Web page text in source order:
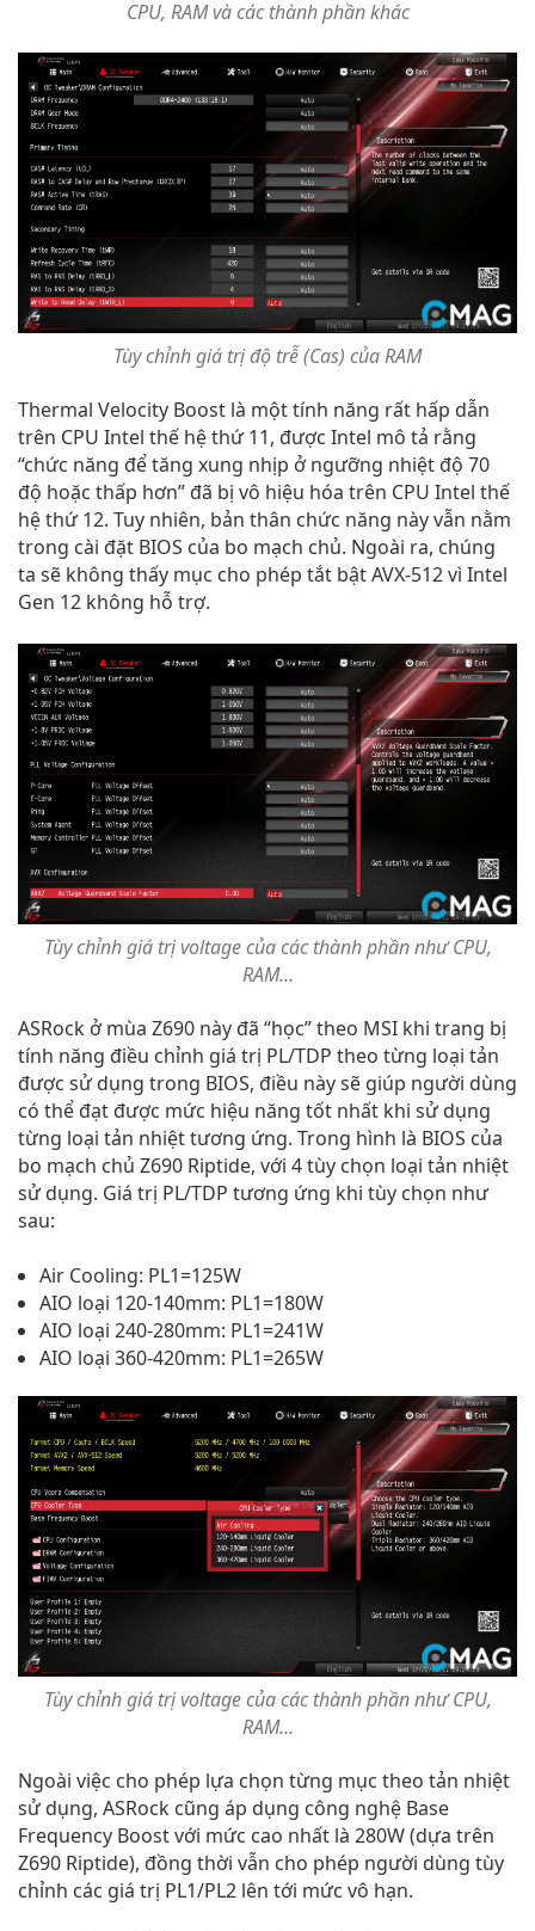
CPU, RAM và các thành phần khác
Tùy chỉnh giá trị độ trễ (Cas) của RAM
Thermal Velocity Boost là một tính năng rất hấp dẫn
trên CPU Intel thế hệ thứ 11, được Intel mô tả rằng
“chức năng để tăng xung nhịp ở ngưỡng nhiệt độ 70
độ hoặc thấp hơn” đã bị vô hiệu hóa trên CPU Intel thế
hệ thứ 12. Tuy nhiên, bản thân chức năng này vẫn nằm
trong cài đặt BIOS của bo mạch chủ. Ngoài ra, chúng
ta sẽ không thấy mục cho phép tắt bật AVX-512 vì Intel
Gen 12 không hỗ trợ.
Tùy chỉnh giá trị voltage của các thành phần như CPU,
RAM…
ASRock ở mùa Z690 này đã “học” theo MSI khi trang bị
tính năng điều chỉnh giá trị PL/TDP theo từng loại tản
được sử dụng trong BIOS, điều này sẽ giúp người dùng
có thể đạt được mức hiệu năng tốt nhất khi sử dụng
từng loại tản nhiệt tương ứng. Trong hình là BIOS của
bo mạch chủ Z690 Riptide, với 4 tùy chọn loại tản nhiệt
sử dụng. Giá trị PL/TDP tương ứng khi tùy chọn như
sau:
Air Cooling: PL1=125W
AIO loại 120-140mm: PL1=180W
AIO loại 240-280mm: PL1=241W
AIO loại 360-420mm: PL1=265W
Tùy chỉnh giá trị voltage của các thành phần như CPU,
RAM…
Ngoài việc cho phép lựa chọn từng mục theo tản nhiệt
sử dụng, ASRock cũng áp dụng công nghệ Base
Frequency Boost với mức cao nhất là 280W (dựa trên
Z690 Riptide), đồng thời vẫn cho phép người dùng tùy
chỉnh các giá trị PL1/PL2 lên tới mức vô hạn.